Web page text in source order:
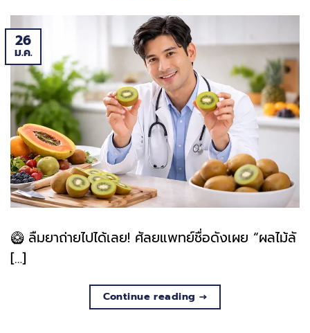
26
ม.ค.
🥝 ลืมยาถ่ายไปได้เลย! ศัลยแพทย์ชื่อดังเผย “ผลไม้ลั
[…]
Continue reading →